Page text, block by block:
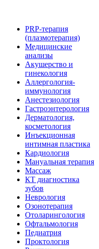
PRP-терапия
(плазмотерапия)
Медицинские
анализы
Акушерство и
гинекология
Аллергология-
иммунология
Анестезиология
Гастроэнтерология
Дерматология,
косметология
Инъекционная
интимная пластика
Кардиология
Мануальная терапия
Массаж
КТ диагностика
зубов
Неврология
Озонотерапия
Отоларингология
Офтальмология
Педиатрия
Проктология